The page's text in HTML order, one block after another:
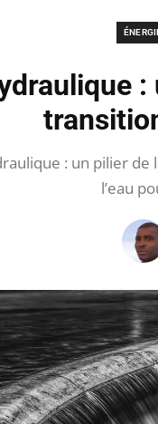
: un pilier
l’eau